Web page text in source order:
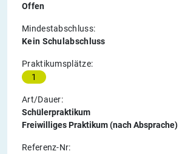
Offen
Mindestabschluss:
Kein Schulabschluss
Praktikumsplätze:
1
Art/Dauer:
Schülerpraktikum
Freiwilliges Praktikum (nach Absprache)
Referenz-Nr: